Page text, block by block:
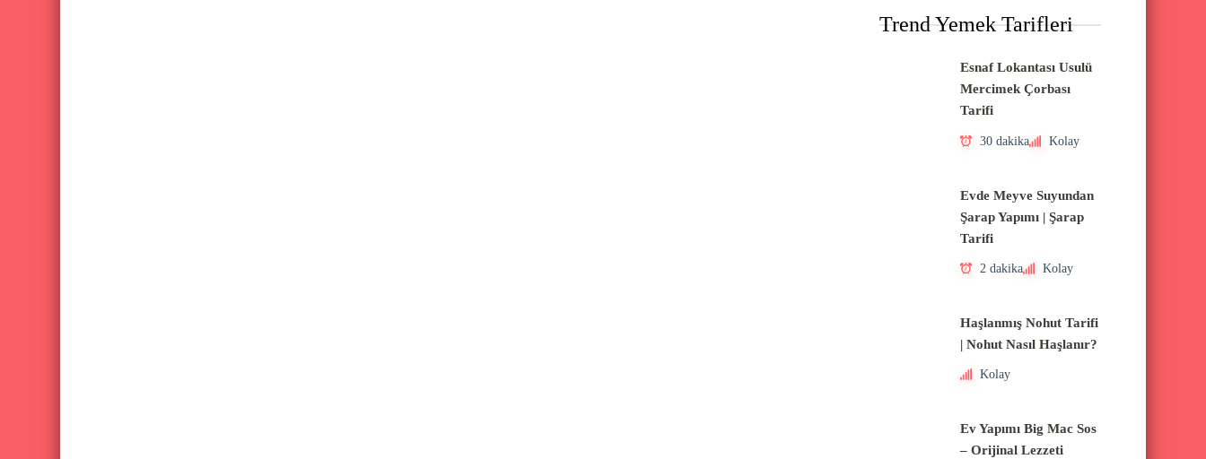
M
Trend Yemek Tarifleri
Esnaf Lokantası Usulü
Mercimek Çorbası
Tarifi
30 dakika Kolay
Evde Meyve Suyundan
Şarap Yapımı | Şarap
Tarifi
2 dakika Kolay
Haşlanmış Nohut Tarifi
| Nohut Nasıl Haşlanır?
Kolay
Ev Yapımı Big Mac Sos
– Orijinal Lezzeti